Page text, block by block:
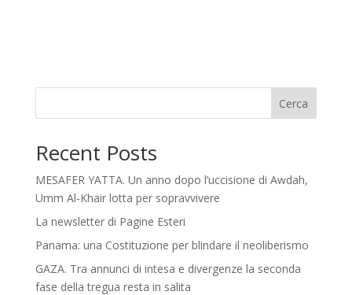
Cerca
Recent Posts
MESAFER YATTA. Un anno dopo l’uccisione di Awdah,
Umm Al-Khair lotta per sopravvivere
La newsletter di Pagine Esteri
Panama: una Costituzione per blindare il neoliberismo
GAZA. Tra annunci di intesa e divergenze la seconda
fase della tregua resta in salita